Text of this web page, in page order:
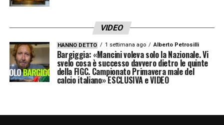
VIDEO
HANNO DETTO 1 settimana ago Alberto Petrosilli
Bargiggia: «Mancini voleva solo la Nazionale. Vi
svelo cosa è successo davvero dietro le quinte
della FIGC. Campionato Primavera male del
calcio italiano» ESCLUSIVA e VIDEO